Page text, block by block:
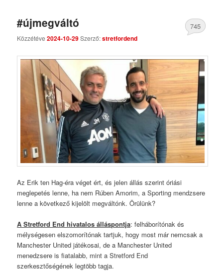
#újmegváltó
Közzétéve2024-10-29Szerző:stretfordend
745
Az Erik ten Hag-éra véget ért, és jelen állás szerint óriási
meglepetés lenne, ha nem Rúben Amorim, a Sporting mendzsere
lenne a következő kijelölt megváltónk. Örülünk?
A Stretford End hivatalos álláspontja: felháborítónak és
mélységesen elszomorítónak tartjuk, hogy most már nemcsak a
Manchester United játékosai, de a Manchester United
menedzsere is fiatalabb, mint a Stretford End
szerkesztőségének legtöbb tagja.